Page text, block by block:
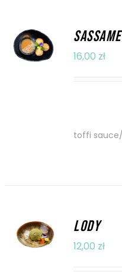
KOSZYKA
/
16,00 zł
toffi
KOSZYKA
/
LODY
12,00 zł